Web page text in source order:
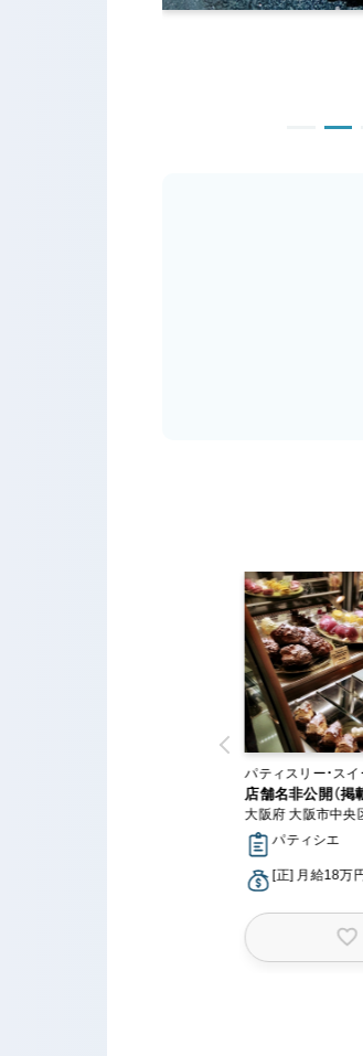
パティスリー・スイ
店舗名非公開（掲
大阪府 大阪市中央
パティシエ
[正] 月給18万